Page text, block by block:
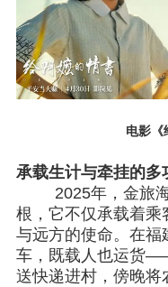
电影《
承载生计与牵挂的多
2025年，金旅
根，它不仅承载着乘
与远方的使命。在福
车，既载人也运货
送快递进村，傍晚